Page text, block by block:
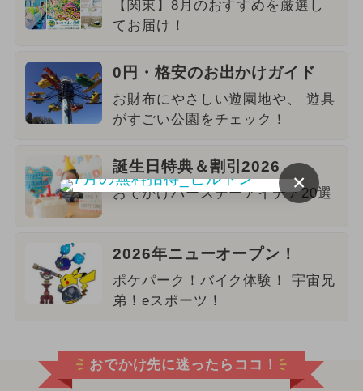
【関東】8月のおすすめを厳選し
てお届け！
0円・格安のお出かけガイド
お財布にやさしい遊園地や、 遊具
がすごい公園をチェック！
誕生日特典＆割引2026
おでかけバースデーアイデア20選
2026年ニューオープン！
ポケパーク！バイク体験！ 宇宙兄
弟！eスポーツ！
おでかけ先に迷ったらココ！
×